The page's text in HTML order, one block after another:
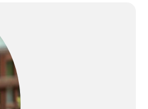
style moderne et raffiné
et un plateau de table
effet bois. La table
robuste se monte en
quelques étapes et fait
bonne figure partout. La